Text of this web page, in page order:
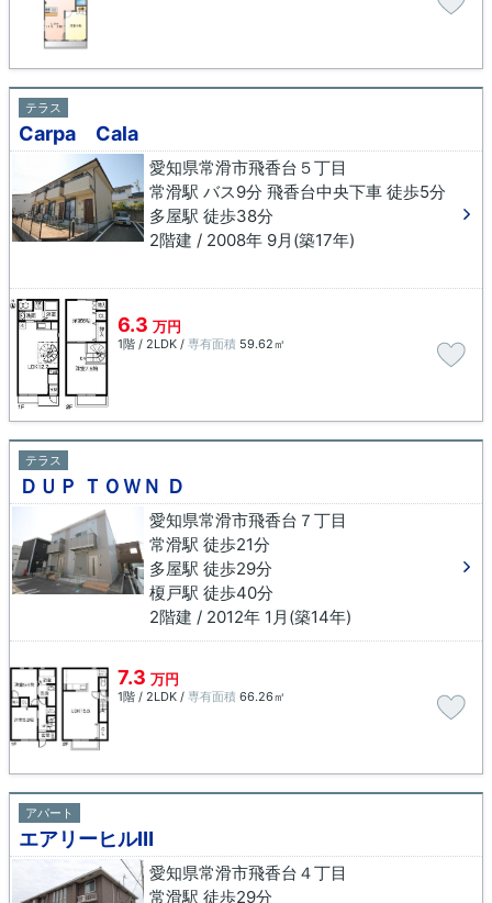
テラス
Carpa Cala
愛知県常滑市飛香台５丁目
常滑駅 バス9分 飛香台中央下車 徒歩5分
多屋駅 徒歩38分
2階建 / 2008年 9月(築17年)
6.3 万円
1階 / 2LDK / 専有面積 59.62㎡
テラス
ＤＵＰ ＴＯＷＮ Ｄ
愛知県常滑市飛香台７丁目
常滑駅 徒歩21分
多屋駅 徒歩29分
榎戸駅 徒歩40分
2階建 / 2012年 1月(築14年)
7.3 万円
1階 / 2LDK / 専有面積 66.26㎡
アパート
エアリーヒルⅢ
愛知県常滑市飛香台４丁目
常滑駅 徒歩29分